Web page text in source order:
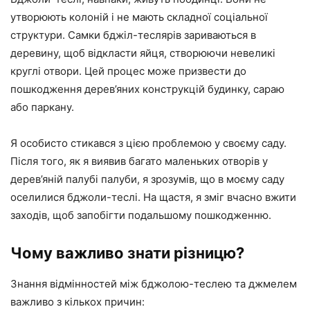
утворюють колоній і не мають складної соціальної
структури. Самки бджіл-теслярів зариваються в
деревину, щоб відкласти яйця, створюючи невеликі
круглі отвори. Цей процес може призвести до
пошкодження дерев’яних конструкцій будинку, сараю
або паркану.
Я особисто стикався з цією проблемою у своєму саду.
Після того, як я виявив багато маленьких отворів у
дерев’яній палубі палуби, я зрозумів, що в моєму саду
оселилися бджоли-теслі. На щастя, я зміг вчасно вжити
заходів, щоб запобігти подальшому пошкодженню.
Чому важливо знати різницю?
Знання відмінностей між бджолою-теслею та джмелем
важливо з кількох причин: